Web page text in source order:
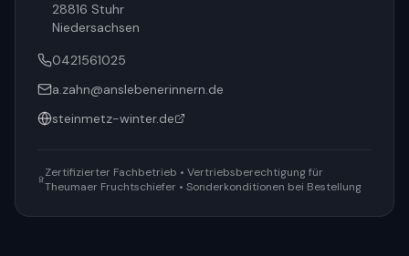
28816 Stuhr
Niedersachsen
0421561025
a.zahn@anslebenerinnern.de
steinmetz-winter.de
Zertifizierter Fachbetrieb • Vertriebsberechtigung für
Theumaer Fruchtschiefer • Sonderkonditionen bei Bestellung